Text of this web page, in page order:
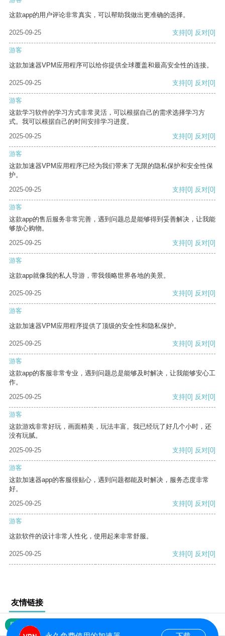
这款app的用户评论非常真实，可以帮助我做出更准确的选择。
2025-09-25 支持[0] 反对[0]
游客
这款加速器VPM应用程序可以给你提供全球覆盖和最高安全性的连接。
2025-09-25 支持[0] 反对[0]
游客
这款学习软件的学习方式非常灵活，可以根据自己的需求选择学习方
式。我可以根据自己的时间安排学习进度。
2025-09-25
支持[0] 反对[0]
游客
这款加速器VPM应用程序已经为我们带来了无限的隐私保护和安全性保
护。
2025-09-25
支持[0] 反对[0]
游客
这款app的售后服务非常完善，遇到问题总是能够得到妥善解决，让我能
够放心购物。
2025-09-25
支持[0] 反对[0]
游客
这款app就像我的私人导游，带我领略世界各地的美景。
2025-09-25 支持[0] 反对[0]
游客
这款加速器VPM应用程序提供了顶级的安全性和隐私保护。
2025-09-25 支持[0] 反对[0]
游客
这款app的客服非常专业，遇到问题总是能够及时解决，让我能够安心工
作。
2025-09-25
支持[0] 反对[0]
游客
这款游戏非常好玩，画面精美，玩法丰富。我已经玩了好几个小时，还
没有玩腻。
2025-09-25
支持[0] 反对[0]
游客
这款加速器app的客服很贴心，遇到问题都能及时解决，服务态度非常
好。
2025-09-25
支持[0] 反对[0]
游客
这款软件的设计非常人性化，使用起来非常舒服。
2025-09-25 支持[0] 反对[0]
友情链接
网站地图